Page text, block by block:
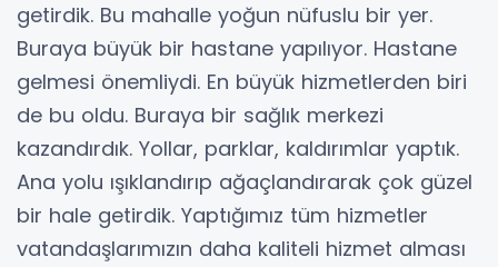
getirdik. Bu mahalle yoğun nüfuslu bir yer.
Buraya büyük bir hastane yapılıyor. Hastane
gelmesi önemliydi. En büyük hizmetlerden biri
de bu oldu. Buraya bir sağlık merkezi
kazandırdık. Yollar, parklar, kaldırımlar yaptık.
Ana yolu ışıklandırıp ağaçlandırarak çok güzel
bir hale getirdik. Yaptığımız tüm hizmetler
vatandaşlarımızın daha kaliteli hizmet alması